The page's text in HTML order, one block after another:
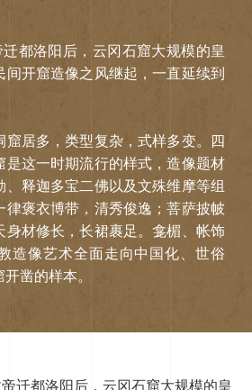
都洛阳后，云冈石窟大规模的皇
间开窟造像之风继起，一直延续到
窟居多，类型复杂，式样多变。四
是这一时期流行的样式，造像题材
、释迦多宝二佛以及文殊维摩等组
律褒衣博带，清秀俊逸；菩萨披帔
身材修长，长裙裹足。龛楣、帐饰
造像艺术全面走向中国化、世俗
凿的样本。
迁都洛阳后，云冈石窟大规模的皇